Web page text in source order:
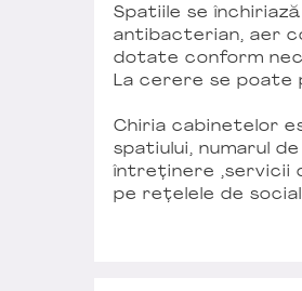
Spatiile se
antibacterian, aer
dotate conform
La cerere se poate
Chiria cabinetelor
spatiului, numarul
întreținere ,servicii
pe rețelele de